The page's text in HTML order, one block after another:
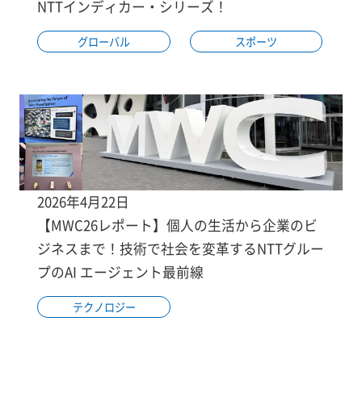
NTTインディカー・シリーズ！
グローバル スポーツ
2026年4月22日
【MWC26レポート】個人の生活から企業のビ
ジネスまで！技術で社会を変革するNTTグルー
プのAI エージェント最前線
テクノロジー